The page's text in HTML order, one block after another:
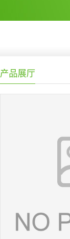
产品展厅